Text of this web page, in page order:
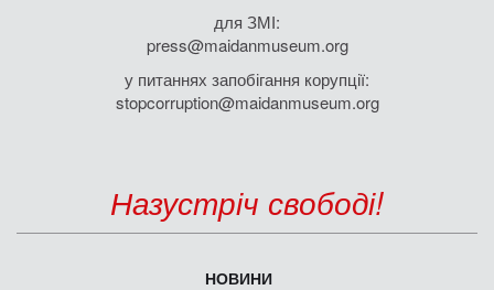
для ЗМІ:
press@maidanmuseum.org
у питаннях запобігання корупції:
stopcorruption@maidanmuseum.org
Назустріч свободі!
НОВИНИ